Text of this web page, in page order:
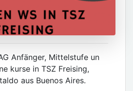
Anfänger, Mittelstufe un
kurse in TSZ Freising,
aus Buenos Aires.